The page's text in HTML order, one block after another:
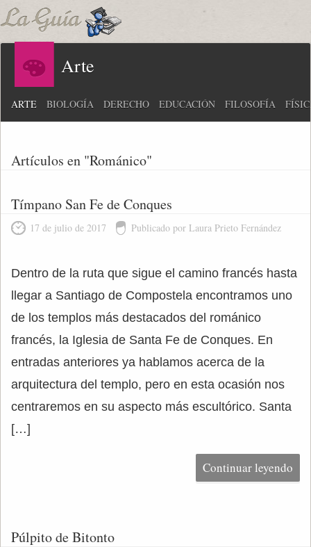
Arte
ARTE BIOLOGÍA DERECHO EDUCACIÓN FILOSOFÍA
Artículos en "Románico"
Tímpano San Fe de Conques
17 de julio de 2017 Publicado por Laura Prieto Fernández
Dentro de la ruta que sigue el camino francés hasta
llegar a Santiago de Compostela encontramos uno
de los templos más destacados del románico
francés, la Iglesia de Santa Fe de Conques. En
entradas anteriores ya hablamos acerca de la
arquitectura del templo, pero en esta ocasión nos
centraremos en su aspecto más escultórico. Santa
[…]
Continuar leyendo
Púlpito de Bitonto